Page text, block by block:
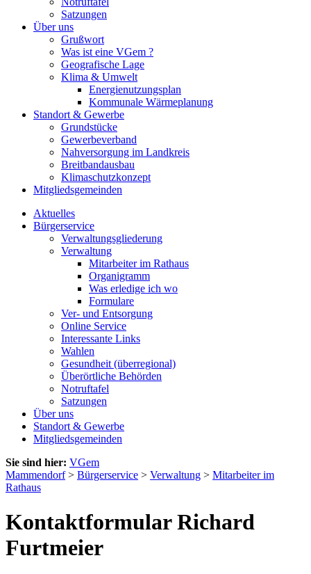
Satzungen
Über uns
Grußwort
Was ist eine VGem ?
Geografische Lage
Klima & Umwelt
Energienutzungsplan
Kommunale Wärmeplanung
Standort & Gewerbe
Grundstücke
Gewerbeverband
Nahversorgung im Landkreis
Breitbandausbau
Klimaschutzkonzept
Mitgliedsgemeinden
Aktuelles
Bürgerservice
Verwaltungsgliederung
Verwaltung
Mitarbeiter im Rathaus
Organigramm
Was erledige ich wo
Formulare
Ver- und Entsorgung
Online Service
Interessante Links
Wahlen
Gesundheit (überregional)
Überörtliche Behörden
Notruftafel
Satzungen
Über uns
Standort & Gewerbe
Mitgliedsgemeinden
Sie sind hier: VGem
Mammendorf> Bürgerservice > Verwaltung > Mitarbeiter im
Rathaus
Kontaktformular Richard
Furtmeier